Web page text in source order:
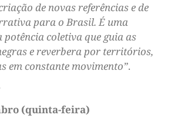
de novas referências e de
para o Brasil. É uma
potência coletiva que guia as
e reverbera por territórios,
em constante movimento”.
(quinta-feira)